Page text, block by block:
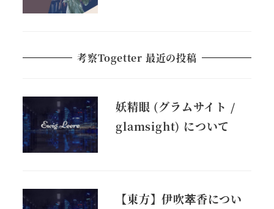
考察Togetter 最近の投稿
妖精眼 (グラムサイト /
glamsight) について
【東方】伊吹萃香につい